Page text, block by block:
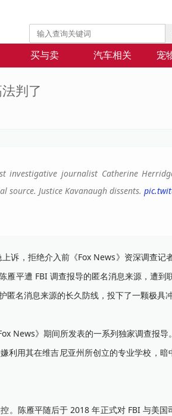
买与卖 汽车相关 宠
判了
investigative journalist Catherine
Justice Kavanaugh dissents.
诉，拒绝介入前《Fox News》资深调查记
平遭 FBI 调查报导的匿名消息来源，遭到
名消息来源的长久防线，投下了一颗极具
News》期间所发表的一系列独家调查报
利用其在维吉尼亚州所创立的专业学校，
。陈雁平随后于 2018 年正式对 FBI 与美国